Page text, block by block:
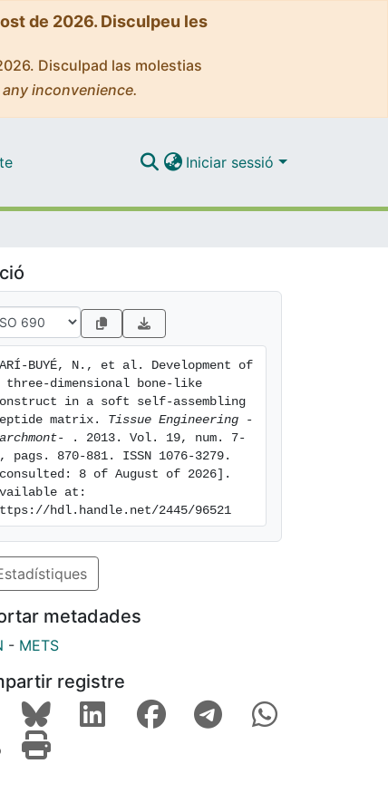
de 2026. Disculpeu les
Disculpad las molestias
inconvenience.
Iniciar sessió
BUYÉ, N., et al. Development of
three-dimensional bone-like
in a soft self-assembling
matrix. Tissue Engineering -
. 2013. Vol. 19, num. 7-
pags. 870-881. ISSN 1076-3279.
8 of August of 2026].
at:
hdl.handle.net/2445/96521
metadades
- METS
registre